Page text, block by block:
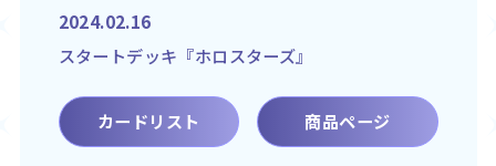
2024.02.16
スタートデッキ『ホロスターズ』
カードリスト 商品ページ